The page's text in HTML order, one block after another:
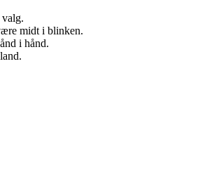
valg.
midt i blinken.
i hånd.